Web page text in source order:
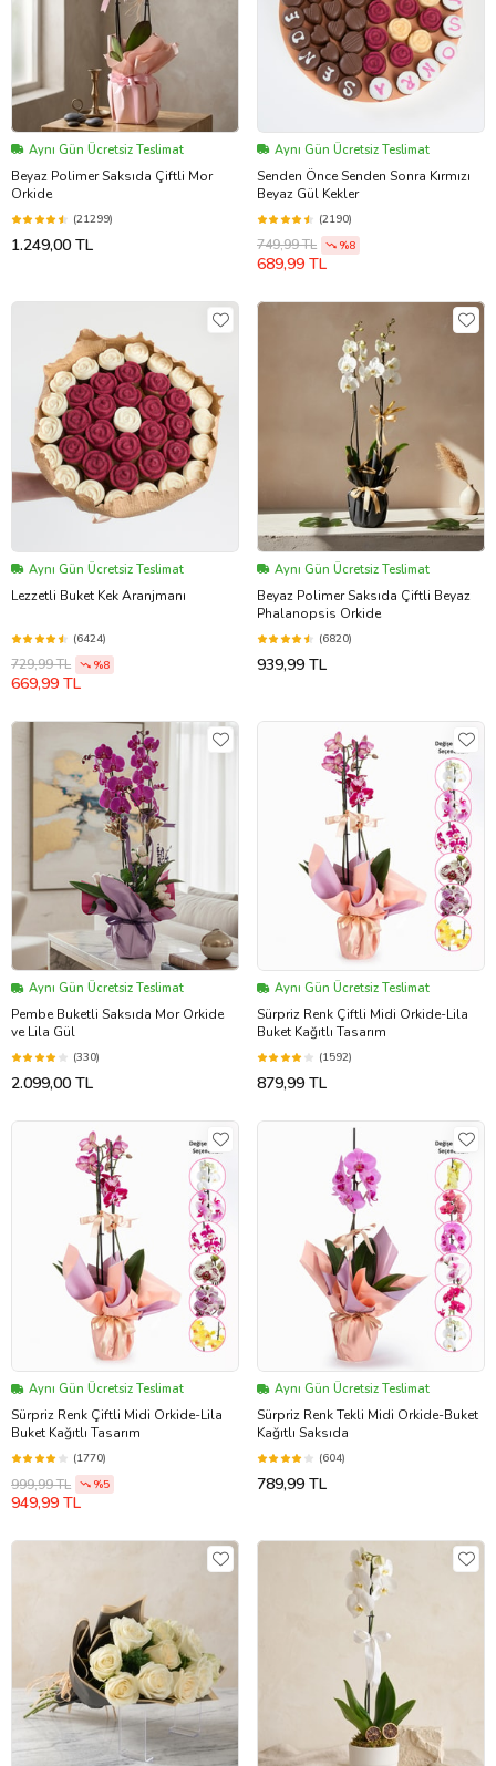
Aynı Gün Ücretsiz Teslimat
Beyaz Polimer Saksıda Çiftli Mor
Orkide
(21299)
1.249,00 TL
Aynı Gün Ücretsiz Teslimat
Senden Önce Senden Sonra Kırmızı
Beyaz Gül Kekler
(2190)
749,99 TL %8
689,99 TL
Aynı Gün Ücretsiz Teslimat
Lezzetli Buket Kek Aranjmanı
(6424)
729,99 TL %8
669,99 TL
Aynı Gün Ücretsiz Teslimat
Beyaz Polimer Saksıda Çiftli Beyaz
Phalanopsis Orkide
(6820)
939,99 TL
Aynı Gün Ücretsiz Teslimat
Pembe Buketli Saksıda Mor Orkide
ve Lila Gül
(330)
2.099,00 TL
Aynı Gün Ücretsiz Teslimat
Sürpriz Renk Çiftli Midi Orkide-Lila
Buket Kağıtlı Tasarım
(1592)
879,99 TL
Aynı Gün Ücretsiz Teslimat
Sürpriz Renk Çiftli Midi Orkide-Lila
Buket Kağıtlı Tasarım
(1770)
999,99 TL %5
949,99 TL
Aynı Gün Ücretsiz Teslimat
Sürpriz Renk Tekli Midi Orkide-Buket
Kağıtlı Saksıda
(604)
789,99 TL